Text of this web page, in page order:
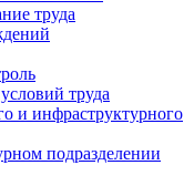
труда
труда
и инфраструктурного
подразделении